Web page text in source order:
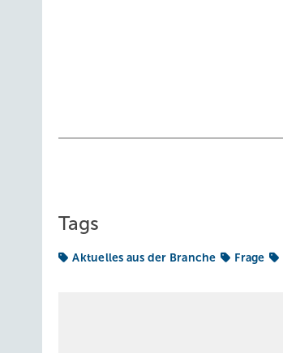
Tags
Aktuelles aus der Branche Frage